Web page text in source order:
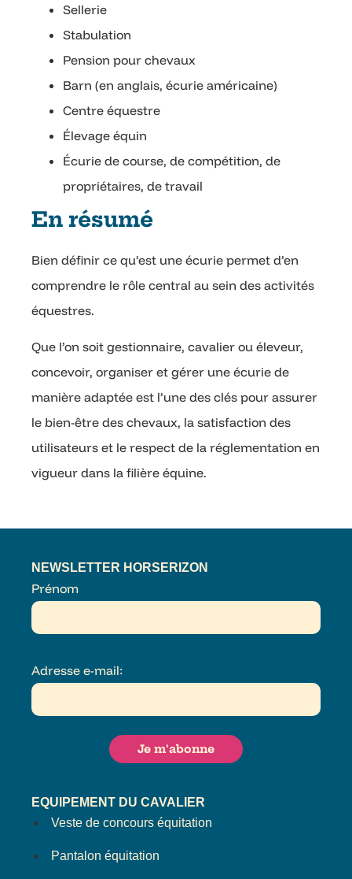
Sellerie
Stabulation
Pension pour chevaux
Barn (en anglais, écurie américaine)
Centre équestre
Élevage équin
Écurie de course, de compétition, de
propriétaires, de travail
En résumé
Bien définir ce qu’est une écurie permet d’en
comprendre le rôle central au sein des activités
équestres.
Que l’on soit gestionnaire, cavalier ou éleveur,
concevoir, organiser et gérer une écurie de
manière adaptée est l’une des clés pour assurer
le bien-être des chevaux, la satisfaction des
utilisateurs et le respect de la réglementation en
vigueur dans la filière équine.
EQUIPEMENT DU CAVALIER
Veste de concours équitation
Pantalon équitation
NEWSLETTER HORSERIZON
Prénom
Adresse e-mail: